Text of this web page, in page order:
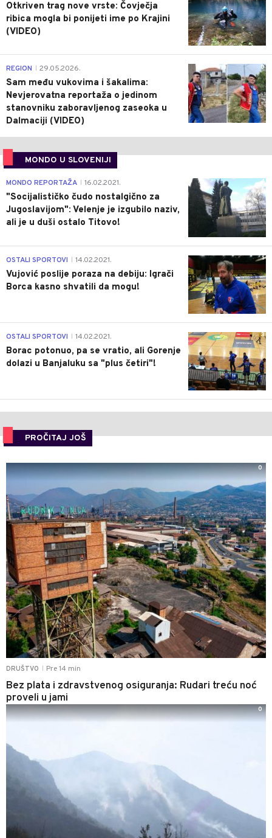
Otkriven trag nove vrste: Čovječja
ribica mogla bi ponijeti ime po Krajini
(VIDEO)
0
REGION 29.05.2026.
Sam među vukovima i šakalima:
Nevjerovatna reportaža o jedinom
stanovniku zaboravljenog zaseoka u
Dalmaciji (VIDEO)
MONDO U SLOVENIJI
4
MONDO REPORTAŽA 16.02.2021.
"Socijalističko čudo nostalgično za
Jugoslavijom": Velenje je izgubilo naziv,
ali je u duši ostalo Titovo!
1
OSTALI SPORTOVI 14.02.2021.
Vujović poslije poraza na debiju: Igrači
Borca kasno shvatili da mogu!
3
OSTALI SPORTOVI 14.02.2021.
Borac potonuo, pa se vratio, ali Gorenje
dolazi u Banjaluku sa "plus četiri"!
PROČITAJ JOŠ
DRUŠTVO Pre 14 min
Bez plata i zdravstvenog osiguranja: Rudari treću noć
proveli u jami
0
0